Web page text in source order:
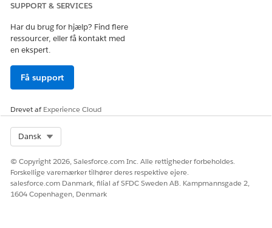
SUPPORT & SERVICES
Har du brug for hjælp? Find flere
ressourcer, eller få kontakt med
en ekspert.
Få support
Drevet afExperience Cloud
Dansk
© Copyright 2026, Salesforce.com Inc. Alle rettigheder forbeholdes.
Forskellige varemærker tilhører deres respektive ejere.
salesforce.com Danmark, filial af SFDC Sweden AB. Kampmannsgade 2,
1604 Copenhagen, Denmark